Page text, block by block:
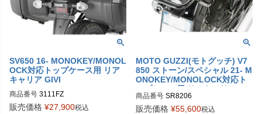
SV650 16- MONOKEY/MONOL
OCK対応トップケース用 リア
キャリア GIVI
商品番号 3111FZ
販売価格 ¥27,900税込
MOTO GUZZI(モトグッチ) V7
850 ストーン/スペシャル 21- M
ONOKEY/MONOLOCK対応ト
ップケース用 リアキャリア GIV
I
商品番号 SR8206
販売価格 ¥55,600税込